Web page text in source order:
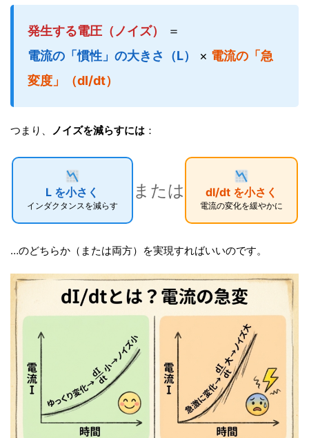
発生する電圧（ノイズ）
＝
電流の「慣性」の大きさ（L）
× 電流の「急
変度」（dI/dt）
つまり、 ノイズを減らすには ：
L を小さく
インダクタンスを減らす
または dI/dt を小さく
電流の変化を緩やかに
…のどちらか（または両方）を実現すればいいのです。